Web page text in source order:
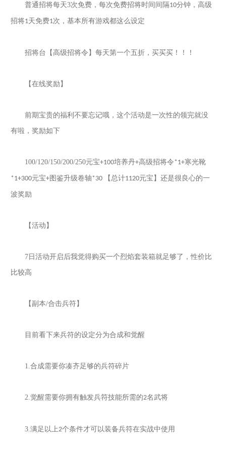
普通招将每天3次免费，每次免费招将时间间隔10分钟，高级
招将1天免费1次，基本所有游戏都这么设定
招将台【高级招将令】每天第一个五折，买买买！！！
【在线奖励】
前期宝贵的福利不要忘记哦，这个活动是一次性的领完就没
有啦，奖励如下
100/120/150/200/250元宝+100培养丹+高级招将令*1+寒光靴
*1+300元宝+图鉴升级卷轴*30 【总计1120元宝】还是很良心的一
波奖励
【活动】
7日活动开启后我觉得购买一个烈焰套装箱就足够了，性价比
比较高
【副本/合击兵符】
目前看下来兵符的设定分为合成和觉醒
1.合成需要你凑齐足够的兵符碎片
2.觉醒需要你拥有触发兵符技能所需的2名武将
3.满足以上2个条件才可以装备兵符在实战中使用